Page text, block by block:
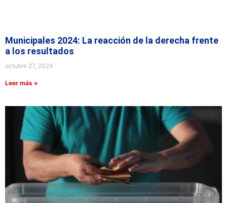
Municipales 2024: La reacción de la derecha frente
a los resultados
octubre 27, 2024
Leer más »